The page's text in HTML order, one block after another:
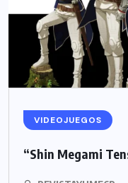
VIDEOJUEGOS
“Shin Megami